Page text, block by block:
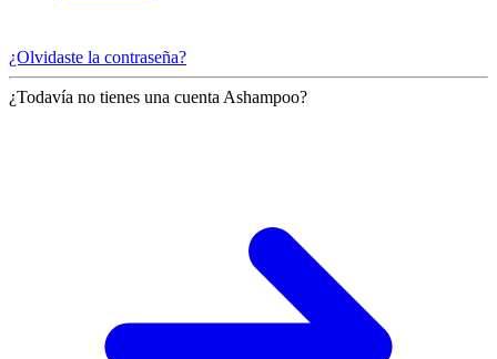
¿Olvidaste la contraseña?
¿Todavía no tienes una cuenta Ashampoo?